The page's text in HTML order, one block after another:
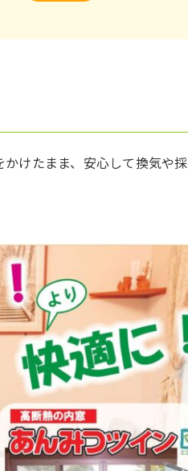
けたまま、安心して換気や